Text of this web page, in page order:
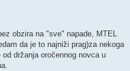
obzira na "sve" napade, MTEL
da je to najniži prag)za nekoga
držanja oročennog novca u